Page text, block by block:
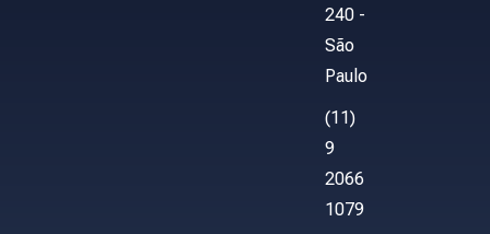
240 -
São
Paulo
(11)
9
2066
1079